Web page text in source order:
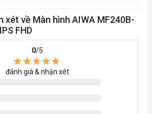
xét về Màn hình AIWA MF240B-
FHD
0/5
đánh giá & nhận xét